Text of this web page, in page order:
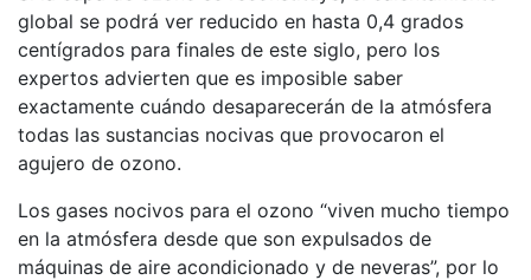
global se podrá ver reducido en hasta 0,4 grados
centígrados para finales de este siglo, pero los
expertos advierten que es imposible saber
exactamente cuándo desaparecerán de la atmósfera
todas las sustancias nocivas que provocaron el
agujero de ozono.
Los gases nocivos para el ozono “viven mucho tiempo
en la atmósfera desde que son expulsados de
máquinas de aire acondicionado y de neveras”, por lo